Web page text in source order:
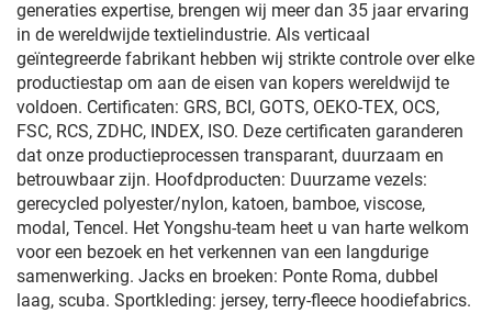
generaties expertise, brengen wij meer dan 35 jaar ervaring
in de wereldwijde textielindustrie. Als verticaal
geïntegreerde fabrikant hebben wij strikte controle over elke
productiestap om aan de eisen van kopers wereldwijd te
voldoen. Certificaten: GRS, BCI, GOTS, OEKO-TEX, OCS,
FSC, RCS, ZDHC, INDEX, ISO. Deze certificaten garanderen
dat onze productieprocessen transparant, duurzaam en
betrouwbaar zijn. Hoofdproducten: Duurzame vezels:
gerecycled polyester/nylon, katoen, bamboe, viscose,
modal, Tencel. Het Yongshu-team heet u van harte welkom
voor een bezoek en het verkennen van een langdurige
samenwerking. Jacks en broeken: Ponte Roma, dubbel
laag, scuba. Sportkleding: jersey, terry-fleece hoodiefabrics.